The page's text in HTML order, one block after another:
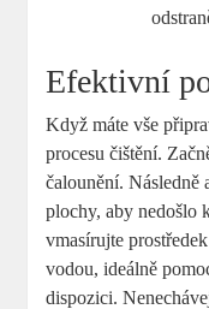
Efektivní
Když máte vše
procesu čištění.
čalounění. Následně
plochy, aby nedošlo
vmasírujte
vodou, ideálně
dispozici.